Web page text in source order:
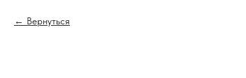
Вернуться